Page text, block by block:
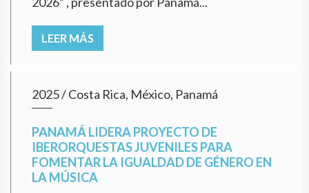
LEER MÁS
2025/Costa Rica, México, Panamá
PANAMÁ LIDERA PROYECTO DE
IBERORQUESTAS JUVENILES PARA
FOMENTAR LA IGUALDAD DE GÉNERO EN
LA MÚSICA